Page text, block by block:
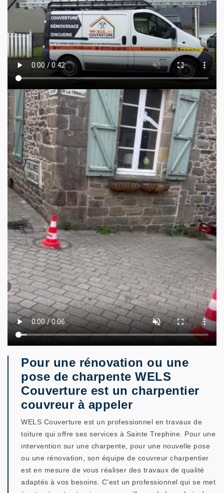
Pour une rénovation ou une
pose de charpente WELS
Couverture est un charpentier
couvreur à appeler
WELS Couverture est un professionnel en travaux de
toiture qui offre ses services à Sainte Trephine. Pour une
intervention sur une charpente, pour une nouvelle pose
ou une rénovation, son équipe de couvreur charpentier
est en mesure de vous réaliser des travaux de qualité
adaptés à vos besoins. C’est un professionnel qui se met